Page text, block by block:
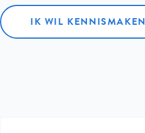
IK WIL KENNISMAKEN